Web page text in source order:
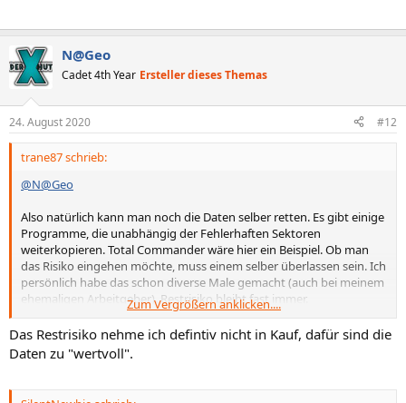
N@Geo
Cadet 4th Year Ersteller dieses Themas
24. August 2020 #12
trane87 schrieb:
@N@Geo
Also natürlich kann man noch die Daten selber retten. Es gibt einige
Programme, die unabhängig der Fehlerhaften Sektoren
weiterkopieren. Total Commander wäre hier ein Beispiel. Ob man
das Risiko eingehen möchte, muss einem selber überlassen sein. Ich
persönlich habe das schon diverse Male gemacht (auch bei meinem
ehemaligen Arbeitgeber). Restrisiko bleibt fast immer.
Eine professionelle Datenrettung ohne Festplattenöffnung ist
erschwinglich. Teuer wird es wirklich erst, wenn der Lesekopf
komplett defekt ist und man die Platte öffnen muss.
Zum Vergrößern anklicken....
Das Restrisiko nehme ich defintiv nicht in Kauf, dafür sind die
Daten zu "wertvoll".